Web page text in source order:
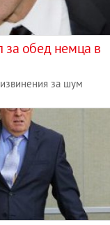
за обед немца в
за шум